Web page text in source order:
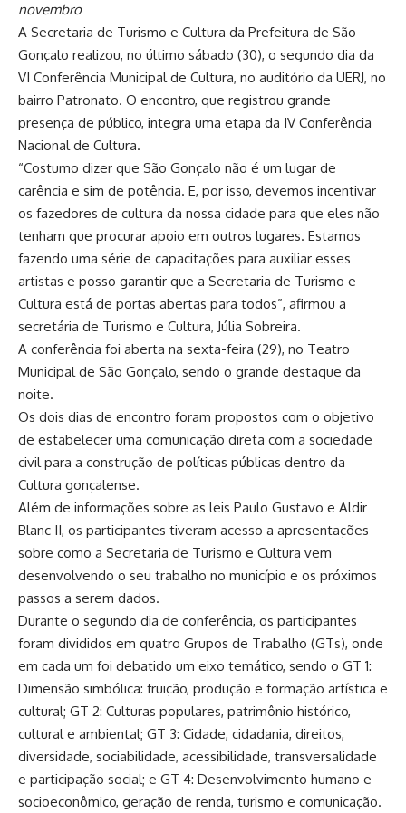
novembro
A Secretaria de Turismo e Cultura da Prefeitura de São
Gonçalo realizou, no último sábado (30), o segundo dia da
VI Conferência Municipal de Cultura, no auditório da UERJ, no
bairro Patronato. O encontro, que registrou grande
presença de público, integra uma etapa da IV Conferência
Nacional de Cultura.
“Costumo dizer que São Gonçalo não é um lugar de
carência e sim de potência. E, por isso, devemos incentivar
os fazedores de cultura da nossa cidade para que eles não
tenham que procurar apoio em outros lugares. Estamos
fazendo uma série de capacitações para auxiliar esses
artistas e posso garantir que a Secretaria de Turismo e
Cultura está de portas abertas para todos”, afirmou a
secretária de Turismo e Cultura, Júlia Sobreira.
A conferência foi aberta na sexta-feira (29), no Teatro
Municipal de São Gonçalo, sendo o grande destaque da
noite.
Os dois dias de encontro foram propostos com o objetivo
de estabelecer uma comunicação direta com a sociedade
civil para a construção de políticas públicas dentro da
Cultura gonçalense.
Além de informações sobre as leis Paulo Gustavo e Aldir
Blanc II, os participantes tiveram acesso a apresentações
sobre como a Secretaria de Turismo e Cultura vem
desenvolvendo o seu trabalho no município e os próximos
passos a serem dados.
Durante o segundo dia de conferência, os participantes
foram divididos em quatro Grupos de Trabalho (GTs), onde
em cada um foi debatido um eixo temático, sendo o GT 1:
Dimensão simbólica: fruição, produção e formação artística e
cultural; GT 2: Culturas populares, patrimônio histórico,
cultural e ambiental; GT 3: Cidade, cidadania, direitos,
diversidade, sociabilidade, acessibilidade, transversalidade
e participação social; e GT 4: Desenvolvimento humano e
socioeconômico, geração de renda, turismo e comunicação.